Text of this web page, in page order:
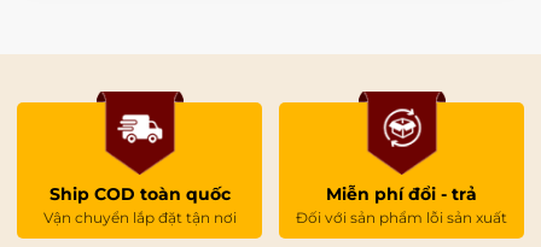
Ship COD toàn quốc
Vận chuyển lắp đặt tận nơi
Miễn phí đổi - trả
Đối với sản phẩm lỗi sản xuất